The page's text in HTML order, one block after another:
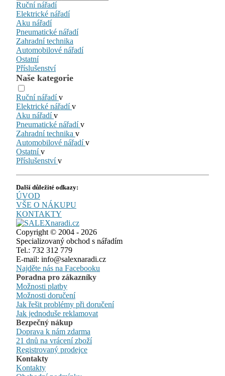
Ruční nářadí
Elektrické nářadí
Aku nářadí
Pneumatické nářadí
Zahradní technika
Automobilové nářadí
Ostatní
Příslušenství
Naše kategorie
Ruční nářadív
Elektrické nářadív
Aku nářadív
Pneumatické nářadív
Zahradní technika v
Automobilové nářadív
Ostatnív
Příslušenstvív
Další důležité odkazy:
ÚVOD
VŠE O NÁKUPU
KONTAKTY
Copyright © 2004 - 2026
Specializovaný obchod s nářadím
Tel.: 732 312 779
E-mail: info@salexnaradi.cz
Najděte nás na Facebooku
Poradna pro zákazníky
Možnosti platby
Možnosti doručení
Jak řešit problémy při doručení
Jak jednoduše reklamovat
Bezpečný nákup
Doprava k nám zdarma
21 dnů na vrácení zboží
Registrovaný prodejce
Kontakty
Kontakty